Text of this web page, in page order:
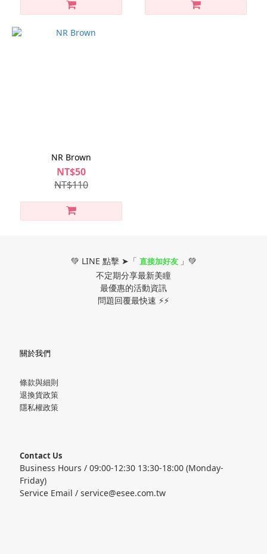
NR Brown
NT$50
NT$110
💚 LINE 點擊 ➤「 直接加好友 」💚
不定期分享最新美瞳
最優惠的活動資訊
問題回覆最快速 ⚡⚡
關於我們
條款與細則
退換貨政策
隱私權政策
Contact Us
Business Hours / 09:00-12:30 13:30-18:00 (Monday-
Friday)
Service Email / service@esee.com.tw